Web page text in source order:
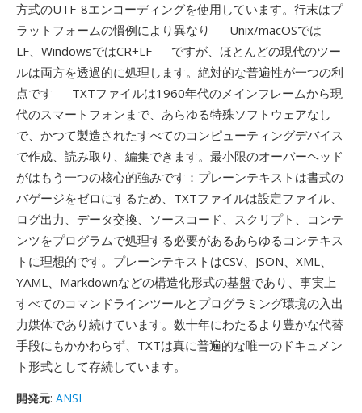
方式のUTF-8エンコーディングを使用しています。行末はプ
ラットフォームの慣例により異なり — Unix/macOSでは
LF、WindowsではCR+LF — ですが、ほとんどの現代のツー
ルは両方を透過的に処理します。絶対的な普遍性が一つの利
点です — TXTファイルは1960年代のメインフレームから現
代のスマートフォンまで、あらゆる特殊ソフトウェアなし
で、かつて製造されたすべてのコンピューティングデバイス
で作成、読み取り、編集できます。最小限のオーバーヘッド
がはもう一つの核心的強みです：プレーンテキストは書式の
バゲージをゼロにするため、TXTファイルは設定ファイル、
ログ出力、データ交換、ソースコード、スクリプト、コンテ
ンツをプログラムで処理する必要があるあらゆるコンテキス
トに理想的です。プレーンテキストはCSV、JSON、XML、
YAML、Markdownなどの構造化形式の基盤であり、事実上
すべてのコマンドラインツールとプログラミング環境の入出
力媒体であり続けています。数十年にわたるより豊かな代替
手段にもかかわらず、TXTは真に普遍的な唯一のドキュメン
ト形式として存続しています。
開発元: ANSI